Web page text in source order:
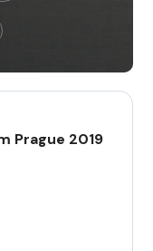
Prague 2019